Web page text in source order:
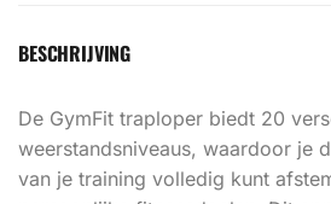
BESCHRIJVING
De GymFit traploper biedt 20
weerstandsniveaus, waardoor je
van je training volledig kunt